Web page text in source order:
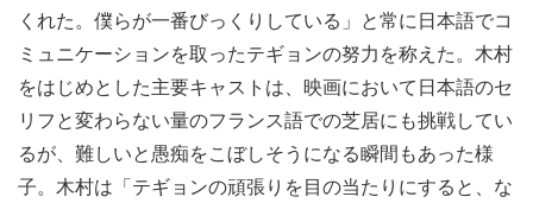
くれた。僕らが一番びっくりしている」と常に日本語でコ
ミュニケーションを取ったテギョンの努力を称えた。木村
をはじめとした主要キャストは、映画において日本語のセ
リフと変わらない量のフランス語での芝居にも挑戦してい
るが、難しいと愚痴をこぼしそうになる瞬間もあった様
子。木村は「テギョンの頑張りを目の当たりにすると、な